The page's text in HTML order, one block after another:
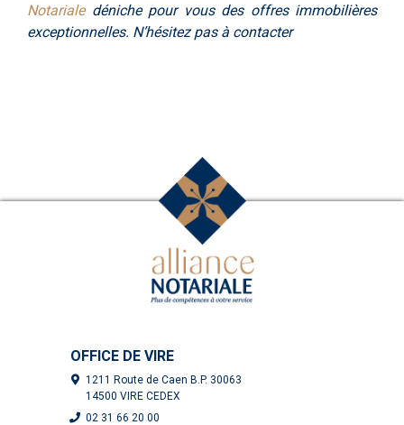
Notarialedéniche pour vous des offres immobilières
exceptionnelles. N’hésitez pas à contacter
OFFICE DE VIRE
1211 Route de Caen B.P. 30063
14500 VIRE CEDEX
02 31 66 20 00